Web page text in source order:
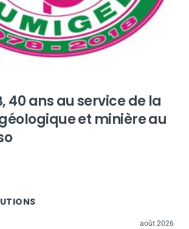
40 ans au service de la
et minière au
août 2026